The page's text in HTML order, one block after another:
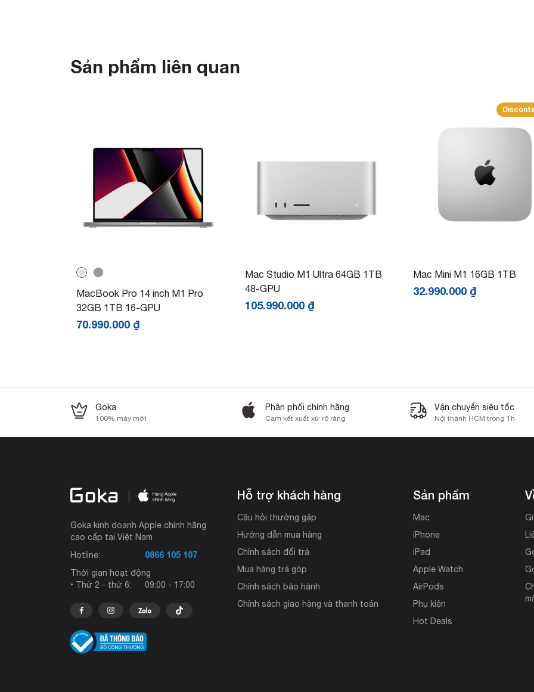
Sản phẩm liên quan
MacBook Pro 14 inch M1 Pro
32GB 1TB 16-GPU
70.990.000 ₫
Mac Studio M1 Ultra 64GB 1TB
48-GPU
105.990.000 ₫
Mac Mini M1 16GB 1TB
32.990.000 ₫
Goka
100% máy mới
Phân phối chính hãng
Cam kết xuất xứ rõ ràng
Vận chuyển siêu tốc
Nội thành HCM trong 1h
Goka kinh doanh Apple chính hãng
cao cấp tại Việt Nam
Hotline:
0866 105 107
Thời gian hoạt động
• Thứ 2 - thứ 6:
09:00 - 17:00
Hỗ trợ khách hàng
Câu hỏi thường gặp
Hướng dẫn mua hàng
Chính sách đổi trả
Mua hàng trả góp
Chính sách bảo hành
Chính sách giao hàng và thanh toán
Sản phẩm
Mac
iPhone
iPad
Apple Watch
AirPods
Phụ kiện
Hot Deals